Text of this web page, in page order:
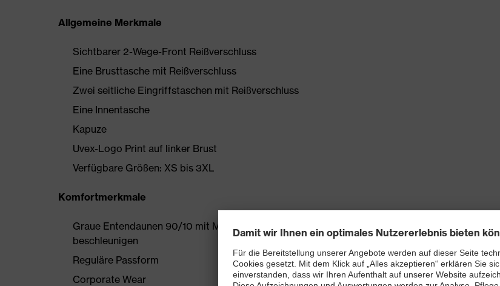
Allgemeine Merkmale
Sichtbarer 2-Wege-Front Reißverschluss
Eine Brusttasche mit Reißverschluss
Zwei seitliche Eingriffstaschen mit Reißverschluss
Eine Innentasche
Kapuze
Uvex-Logo Print auf linker Brust
Verfügbare Größen: XS bis 3XL
Komfortmerkmale
Graue Entendaunen 90/10 mit Mikropartikeln aus Gold versehen, um den Trocknungsprozess zu
beschleunigen
Reguläre Passform
Corporate Wear